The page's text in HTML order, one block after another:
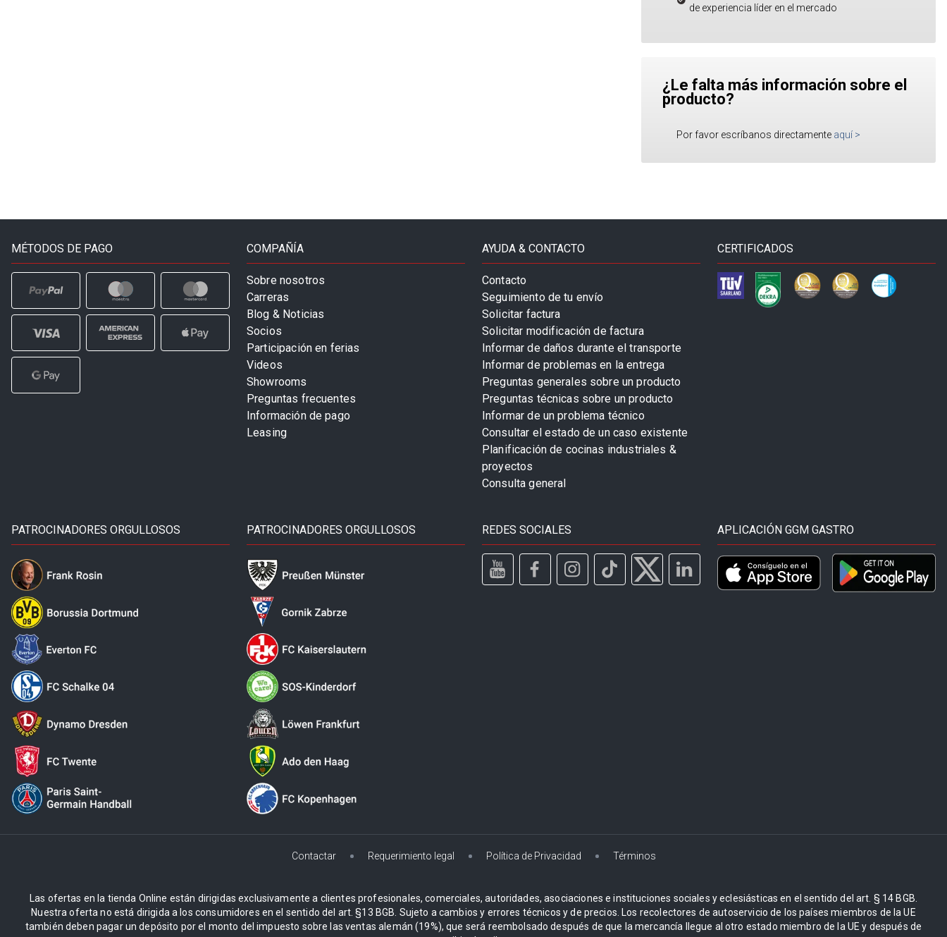
de experiencia líder en el mercado
¿Le falta más información sobre el
producto?
Por favor escríbanos directamente aquí >
MÉTODOS DE PAGO COMPAÑÍA
Sobre nosotros
Carreras
Blog & Noticias
Socios
Participación en ferias
Videos
Showrooms
Preguntas frecuentes
Información de pago
Leasing
AYUDA & CONTACTO
Contacto
Seguimiento de tu envío
Solicitar factura
Solicitar modificación de factura
Informar de daños durante el transporte
Informar de problemas en la entrega
Preguntas generales sobre un producto
Preguntas técnicas sobre un producto
Informar de un problema técnico
Consultar el estado de un caso existente
Planificación de cocinas industriales &
proyectos
Consulta general
CERTIFICADOS
PATROCINADORES ORGULLOSOS PATROCINADORES ORGULLOSOS REDES SOCIALES APLICACIÓN GGM GASTRO
Contactar Requerimiento legal Política de Privacidad Términos
Las ofertas en la tienda Online están dirigidas exclusivamente a clientes profesionales, comerciales, autoridades, asociaciones e instituciones sociales y eclesiásticas en el sentido del art. § 14 BGB.
Nuestra oferta no está dirigida a los consumidores en el sentido del art. §13 BGB. Sujeto a cambios y errores técnicos y de precios. Los recolectores de autoservicio de los países miembros de la UE
también deben pagar un depósito por el monto del impuesto sobre las ventas alemán (19%), que será reembolsado después de que la mercancía llegue al otro estado miembro de la UE y después de